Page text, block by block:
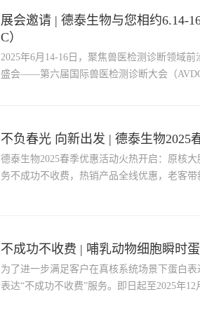
展会邀请 | 德泰生物与您相约6.14-
C）
2025年6月14-16日，聚焦兽医检测诊断领域
盛会——第六届国际兽医检测诊断大会（
不负春光 向新出发 | 德泰生物2025
德泰生物2025春季优惠活动火热开启：原核
务不成功不收费，热销产品全线优惠，老客带
不成功不收费 | 哺乳动物细胞瞬时
为了进一步满足客户在真核系统场景下蛋白
表达“不成功不收费”服务。即日起至2025年